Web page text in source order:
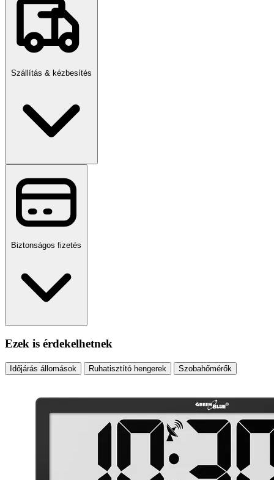
Szállítás & kézbesítés
Biztonságos fizetés
Ezek is érdekelhetnek
Időjárás állomások Ruhatisztító hengerek Szobahőmérők